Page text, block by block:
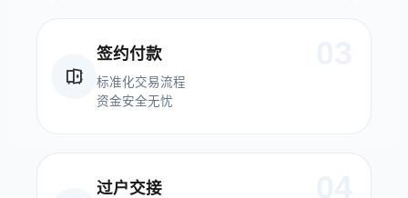
签约付款
标准化交易流程
资金安全无忧
过户交接